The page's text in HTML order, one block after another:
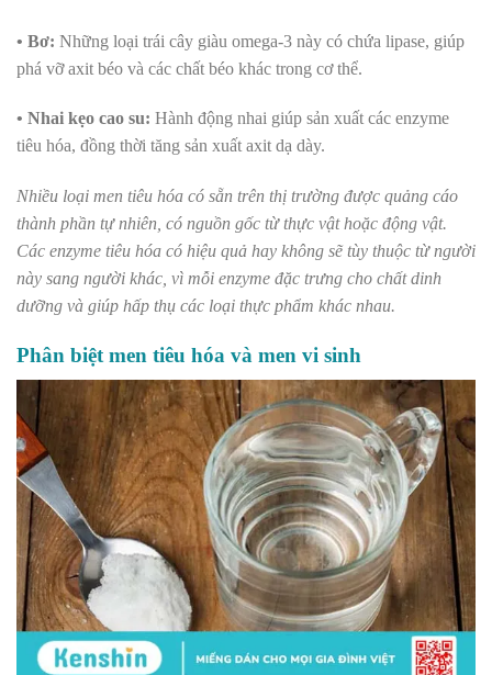
• Bơ: Những loại trái cây giàu omega-3 này có chứa lipase, giúp
phá vỡ axit béo và các chất béo khác trong cơ thể.
• Nhai kẹo cao su: Hành động nhai giúp sản xuất các enzyme
tiêu hóa, đồng thời tăng sản xuất axit dạ dày.
Nhiều loại men tiêu hóa có sẵn trên thị trường được quảng cáo
thành phần tự nhiên, có nguồn gốc từ thực vật hoặc động vật.
Các enzyme tiêu hóa có hiệu quả hay không sẽ tùy thuộc từ người
này sang người khác, vì mỗi enzyme đặc trưng cho chất dinh
dưỡng và giúp hấp thụ các loại thực phẩm khác nhau.
Phân biệt men tiêu hóa và men vi sinh